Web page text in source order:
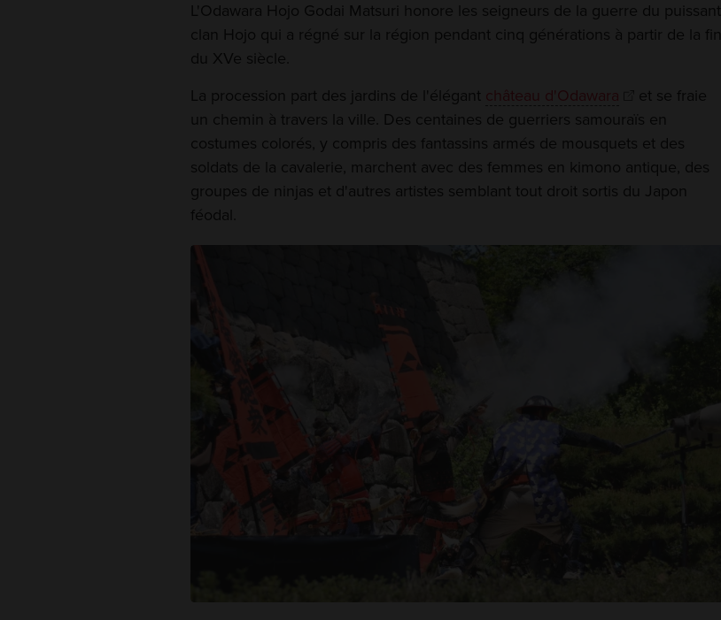
L'Odawara Hojo Godai Matsuri honore les seigneurs de la guerre du puissant
clan Hojo qui a régné sur la région pendant cinq générations à partir de la fin
du XVe siècle.
La procession part des jardins de l'élégant château d'Odawara
et se fraie
un chemin à travers la ville. Des centaines de guerriers samouraïs en
costumes colorés, y compris des fantassins armés de mousquets et des
soldats de la cavalerie, marchent avec des femmes en kimono antique, des
groupes de ninjas et d'autres artistes semblant tout droit sortis du Japon
féodal.